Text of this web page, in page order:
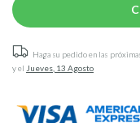
Haga su pedido en las
y el Jueves, 13 Agosto